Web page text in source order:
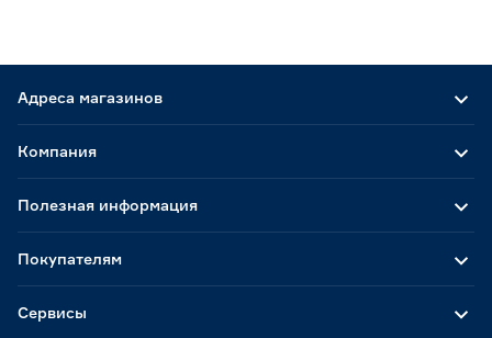
Адреса магазинов
Компания
Полезная информация
Покупателям
Сервисы